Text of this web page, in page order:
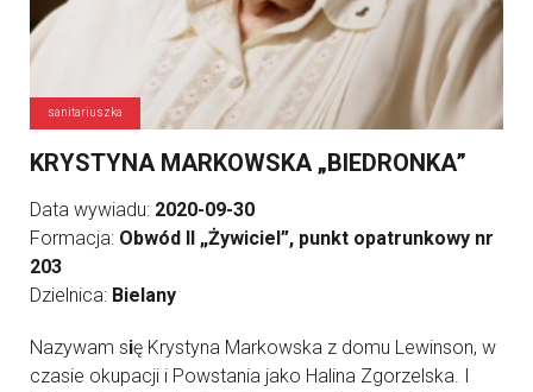
sanitariuszka
KRYSTYNA MARKOWSKA „BIEDRONKA”
Data wywiadu: 2020-09-30
Formacja: Obwód II „Żywiciel”, punkt opatrunkowy nr
203
Dzielnica: Bielany
Nazywam się Krystyna Markowska z domu Lewinson, w
czasie okupacji i Powstania jako Halina Zgorzelska. I